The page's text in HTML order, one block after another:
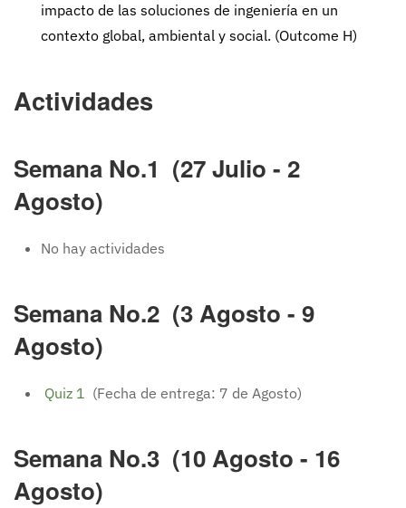
impacto de las soluciones de ingeniería en un
contexto global, ambiental y social. (Outcome H)
Actividades
Semana No.1 (27 Julio - 2
Agosto)
No hay actividades
Semana No.2 (3 Agosto - 9
Agosto)
Quiz 1 (Fecha de entrega: 7 de Agosto)
Semana No.3 (10 Agosto - 16
Agosto)